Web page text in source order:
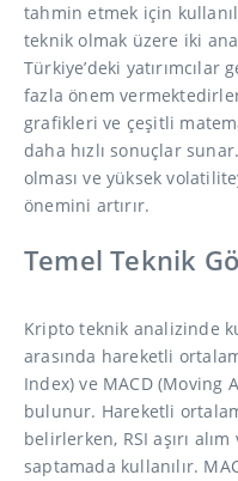
tahmin etmek için
teknik olmak üzere iki
Türkiye’deki
fazla önem
grafikleri ve çeşitli
daha hızlı sonuçlar
olması ve yüksek
önemini artırır.
Temel Teknik
Kripto teknik analizinde
arasında hareketli
Index) ve MACD (Moving
bulunur. Hareketli
belirlerken, RSI aşırı
saptamada kullanılır.